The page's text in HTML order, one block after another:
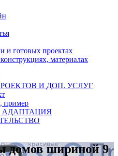
и готовых проектах
материалах
И ДОП. УСЛУГ
пример
АДАПТАЦИЯ
домов шириной 9